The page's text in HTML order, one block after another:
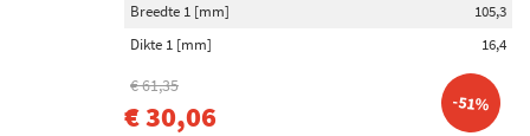
Breedte 1 [mm]
105,3
Dikte 1 [mm]
16,4
€ 61,35
€ 30,06 -51%